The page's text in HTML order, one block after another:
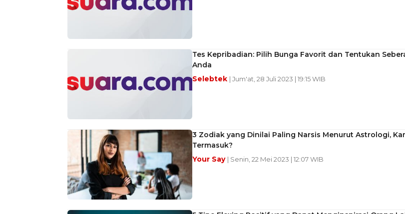
Tes Kepribadian: Pilih Bunga Favorit dan Tentukan
Anda
Selebtek | Jum'at, 28 Juli 2023 | 19:15 WIB
3 Zodiak yang Dinilai Paling Narsis Menurut Astrologi,
Termasuk?
Your Say | Senin, 22 Mei 2023 | 12:07 WIB